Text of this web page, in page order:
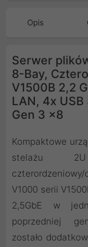
Opis
Serwer
8-Bay,
V1500B 2,2
LAN, 4x USB
Gen 3 x8
Kompaktowe
stelażu
V1000 serii
2,5GbE w
poprzedniej
zostało